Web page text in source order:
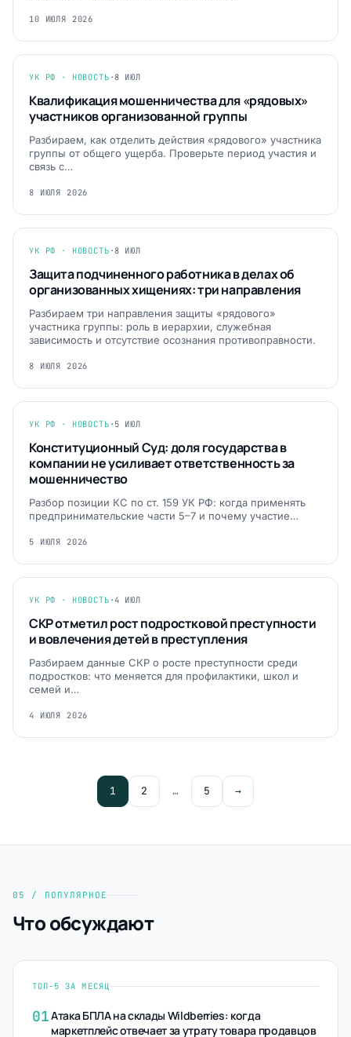
10 ИЮЛЯ 2026
УК РФ · НОВОСТЬ · 8 ИЮЛ
Квалификация мошенничества для «рядовых»
участников организованной группы
Разбираем, как отделить действия «рядового» участника
группы от общего ущерба. Проверьте период участия и
связь с…
8 ИЮЛЯ 2026
УК РФ · НОВОСТЬ · 8 ИЮЛ
Защита подчиненного работника в делах об
организованных хищениях: три направления
Разбираем три направления защиты «рядового»
участника группы: роль в иерархии, служебная
зависимость и отсутствие осознания противоправности.
8 ИЮЛЯ 2026
УК РФ · НОВОСТЬ · 5 ИЮЛ
Конституционный Суд: доля государства в
компании не усиливает ответственность за
мошенничество
Разбор позиции КС по ст. 159 УК РФ: когда применять
предпринимательские части 5–7 и почему участие…
5 ИЮЛЯ 2026
УК РФ · НОВОСТЬ ·4 ИЮЛ
СКР отметил рост подростковой преступности
и вовлечения детей в преступления
Разбираем данные СКР о росте преступности среди
подростков: что меняется для профилактики, школ и
семей и…
4 ИЮЛЯ 2026
1 2 … 5 →
05 / ПОПУЛЯРНОЕ
Что обсуждают
ТОП-5 ЗА МЕСЯЦ
01Атака БПЛА на склады Wildberries: когда
маркетплейс отвечает за утрату товара продавцов